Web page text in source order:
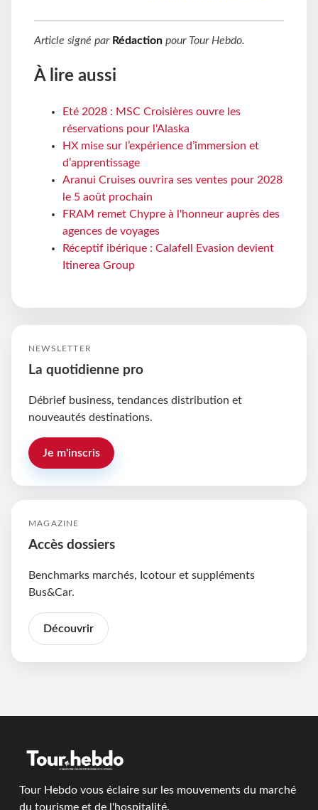
Article signé par Rédaction pour Tour Hebdo.
À lire aussi
Eté 2028 : MSC Croisières ouvre les
réservations pour l'Alaska
HX mise sur l’expérience d’immersion et
d’apprentissage
Aranui Cruises ouvrira ses ventes pour 2028
le 5 août prochain
FRAM remet Chypre à l'honneur auprès des
agences de voyages
Réceptif ibérique : Calafell Evasion devient
Itinerea Group
NEWSLETTER
La quotidienne pro
Débrief business, tendances distribution et
nouveautés destinations.
Je m'inscris
MAGAZINE
Accès dossiers
Benchmarks marchés, Icotour et suppléments
Bus&Car.
Découvrir
Tour Hebdo vous éclaire sur les mouvements du marché
du tourisme et de l'hospitalité.